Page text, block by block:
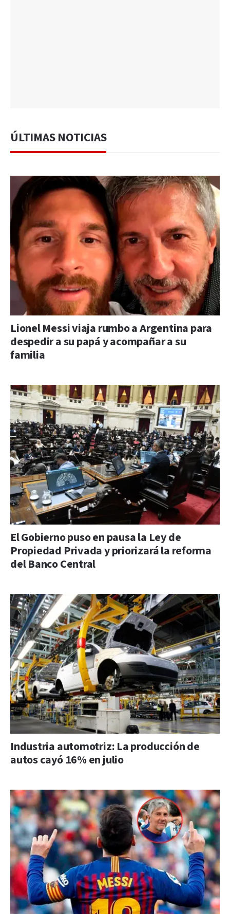
ÚLTIMAS NOTICIAS
Lionel Messi viaja rumbo a Argentina para
despedir a su papá y acompañar a su
familia
El Gobierno puso en pausa la Ley de
Propiedad Privada y priorizará la reforma
del Banco Central
Industria automotriz: La producción de
autos cayó 16% en julio